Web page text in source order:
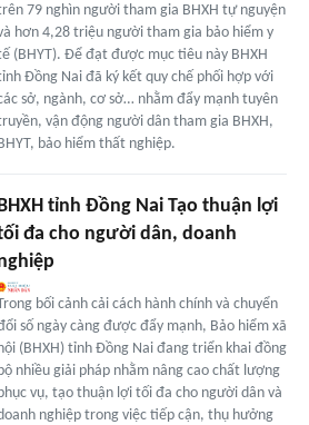
79 nghìn người tham gia BHXH tự nguyện
hơn 4,28 triệu người tham gia bảo hiểm y
(BHYT). Để đạt được mục tiêu này BHXH
Đồng Nai đã ký kết quy chế phối hợp với
sở, ngành, cơ sở… nhằm đẩy mạnh tuyên
vận động người dân tham gia BHXH,
bảo hiểm thất nghiệp.
BHXH tỉnh Đồng Nai Tạo thuận lợi
đa cho người dân, doanh
bối cảnh cải cách hành chính và chuyển
số ngày càng được đẩy mạnh, Bảo hiểm xã
hội (BHXH) tỉnh Đồng Nai đang triển khai đồng
bộ nhiều giải pháp nhằm nâng cao chất lượng
vụ, tạo thuận lợi tối đa cho người dân và
nghiệp trong việc tiếp cận, thụ hưởng